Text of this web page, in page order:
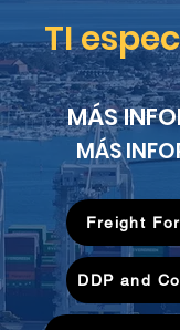
TI
MÁS
MÁS
Freight
DDP and